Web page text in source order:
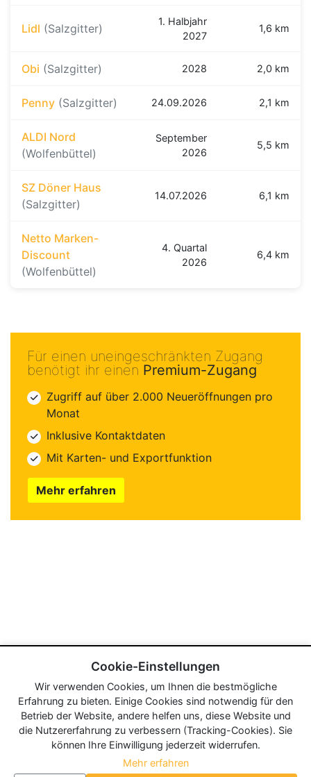
Lidl (Salzgitter)
1. Halbjahr
2027
1,6 km
Obi (Salzgitter) 2028 2,0 km
Penny (Salzgitter) 24.09.2026 2,1 km
ALDI Nord
(Wolfenbüttel)
September
2026
5,5 km
SZ Döner Haus
(Salzgitter)
14.07.2026 6,1 km
Netto Marken-
Discount
(Wolfenbüttel)
4. Quartal
2026
6,4 km
Für einen uneingeschränkten Zugang
benötigt ihr einen Premium-Zugang
Zugriff auf über 2.000 Neueröffnungen pro
Monat
Inklusive Kontaktdaten
Mit Karten- und Exportfunktion
Mehr erfahren
Cookie-Einstellungen
Wir verwenden Cookies, um Ihnen die bestmögliche
Erfahrung zu bieten. Einige Cookies sind notwendig für den
Betrieb der Website, andere helfen uns, diese Website und
die Nutzererfahrung zu verbessern (Tracking-Cookies). Sie
können Ihre Einwilligung jederzeit widerrufen.
Mehr erfahren